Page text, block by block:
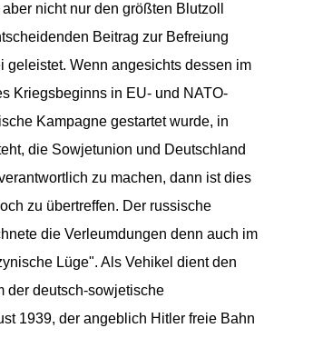
nicht nur den größten Blutzoll
Beitrag zur Befreiung
geleistet. Wenn angesichts dessen im
Kriegsbeginns in EU- und NATO-
Kampagne gestartet wurde, in
die Sowjetunion und Deutschland
zu machen, dann ist dies
zu übertreffen. Der russische
die Verleumdungen denn auch im
Lüge". Als Vehikel dient den
der deutsch-sowjetische
1939, der angeblich Hitler freie Bahn